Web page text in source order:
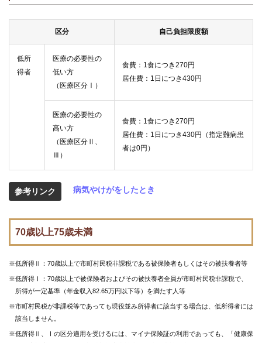
区分 自己負担限度額
低所
得者
医療の必要性の
低い方
（医療区分Ⅰ）
食費：1食につき270円
居住費：1日につき430円
医療の必要性の
高い方
（医療区分Ⅱ、
Ⅲ）
食費：1食につき270円
居住費：1日につき430円（指定難病患
者は0円）
参考リンク 病気やけがをしたとき
70歳以上75歳未満
※低所得Ⅱ：70歳以上で市町村民税非課税である被保険者もしくはその被扶養者等
※低所得Ⅰ：70歳以上で被保険者およびその被扶養者全員が市町村民税非課税で、
所得が一定基準（年金収入82.65万円以下等）を満たす人等
※市町村民税が非課税等であっても現役並み所得者に該当する場合は、低所得者には
該当しません。
※低所得Ⅱ、Ⅰの区分適用を受けるには、マイナ保険証の利用であっても、「健康保